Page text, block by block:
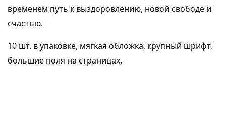
временем путь к выздоровлению, новой свободе и
счастью.
10 шт. в упаковке, мягкая обложка, крупный шрифт,
большие поля на страницах.